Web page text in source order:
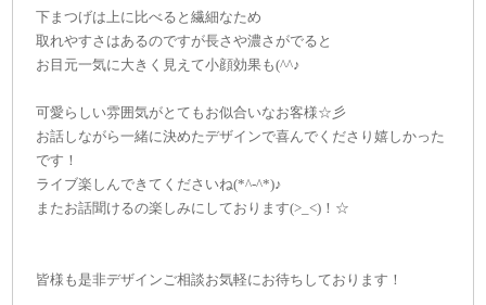
下まつげは上に比べると繊細なため
取れやすさはあるのですが長さや濃さがでると
お目元一気に大きく見えて小顔効果も(^^♪
可愛らしい雰囲気がとてもお似合いなお客様☆彡
お話しながら一緒に決めたデザインで喜んでくださり嬉しかった
です！
ライブ楽しんできてくださいね(*^-^*)♪
またお話聞けるの楽しみにしております(>_<)！☆
皆様も是非デザインご相談お気軽にお待ちしております！